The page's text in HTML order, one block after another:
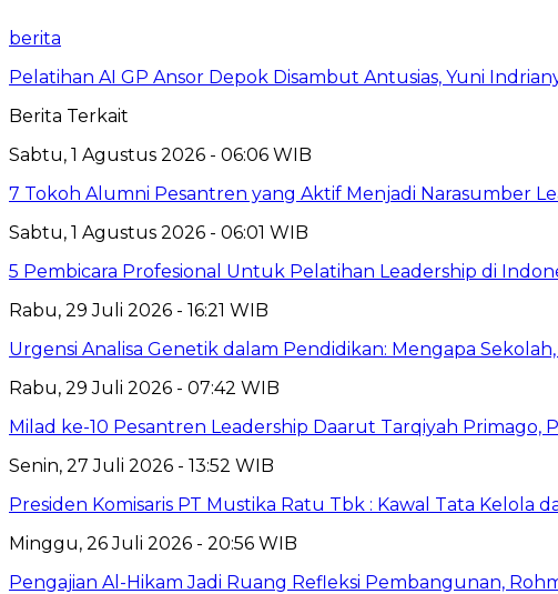
berita
Pelatihan AI GP Ansor Depok Disambut Antusias, Yuni
Berita Terkait
Sabtu, 1 Agustus 2026 - 06:06 WIB
7 Tokoh Alumni Pesantren yang Aktif Menjadi Narasumber
Sabtu, 1 Agustus 2026 - 06:01 WIB
5 Pembicara Profesional Untuk Pelatihan Leadership di
Rabu, 29 Juli 2026 - 16:21 WIB
Urgensi Analisa Genetik dalam Pendidikan: Mengapa
Rabu, 29 Juli 2026 - 07:42 WIB
Milad ke-10 Pesantren Leadership Daarut Tarqiyah
Senin, 27 Juli 2026 - 13:52 WIB
Presiden Komisaris PT Mustika Ratu Tbk : Kawal Tata Kelola
Minggu, 26 Juli 2026 - 20:56 WIB
Pengajian Al-Hikam Jadi Ruang Refleksi Pembangunan,